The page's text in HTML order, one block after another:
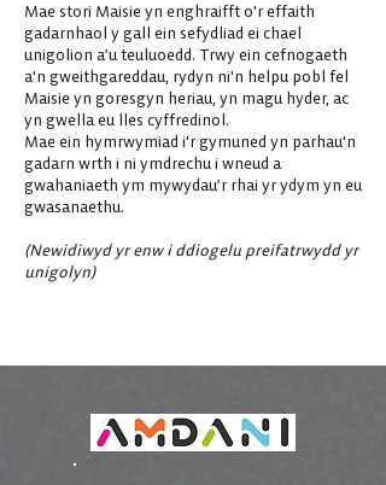
Mae stori Maisie yn enghraifft o'r effaith
gadarnhaol y gall ein sefydliad ei chael
unigolion a’u teuluoedd. Trwy ein cefnogaeth
a'n gweithgareddau, rydyn ni'n helpu pobl fel
Maisie yn goresgyn heriau, yn magu hyder, ac
yn gwella eu lles cyffredinol.
Mae ein hymrwymiad i'r gymuned yn parhau'n
gadarn wrth i ni ymdrechu i wneud a
gwahaniaeth ym mywydau’r rhai yr ydym yn eu
gwasanaethu.
(Newidiwyd yr enw i ddiogelu preifatrwydd yr
unigolyn)